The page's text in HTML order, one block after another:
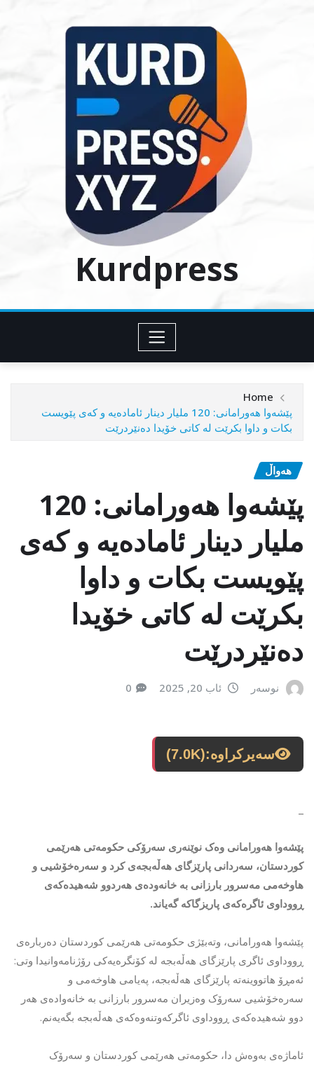
Kurdpress
Home
پێشەوا هەورامانی: 120 ملیار دینار ئامادەیە و کەی پێویست
بکات و داوا بکرێت لە کاتی خۆیدا دەنێردرێت
هەواڵ
پێشەوا هەورامانی: 120
ملیار دینار ئامادەیە و کەی
پێویست بکات و داوا
بکرێت لە کاتی خۆیدا
دەنێردرێت
نوسەر ئاب 20, 2025 0
سەیرکراوە:(7.0K)
پێشەوا هەورامانی وەک نوێنەری سەرۆکی حکومەتی هەرێمی
کوردستان، سەردانی پارێزگای هەڵەبجەی کرد و سەرەخۆشیی و
هاوخەمی مەسرور بارزانی بە خانەودەی هەردوو شەهیدەکەی
ڕووداوی ئاگرەکەی پاریزگاکە گەیاند.
پێشەوا هەورامانی، وتەبێژی حکومەتی هەرێمی کوردستان دەربارەی
ڕووداوی ئاگری پارێزگای هەڵەبجە لە کۆنگرەیەکی رۆژنامەوانیدا وتی:
ئەمڕۆ هاتووینەتە پارێزگای هەڵەبجە، پەیامی هاوخەمی و
سەرەخۆشیی سەرۆک وەزیران مەسرور بارزانی بە خانەوادەی هەر
دوو شەهیدەکەی ڕووداوی ئاگرکەوتنەوەکەی هەڵەبجە بگەیەنم.
ئاماژەی بەوەش دا، حکومەتی هەرێمی کوردستان و سەرۆک